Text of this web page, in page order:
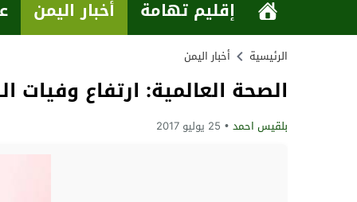
إقليم تهامة أخبار اليمن
الرئيسية أخبار اليمن
الصحة العالمية: ارتفاع وفيات
بلقيس احمد 25 يوليو 2017